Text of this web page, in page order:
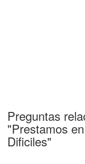
Preguntas
"Prestamos
Dificiles"